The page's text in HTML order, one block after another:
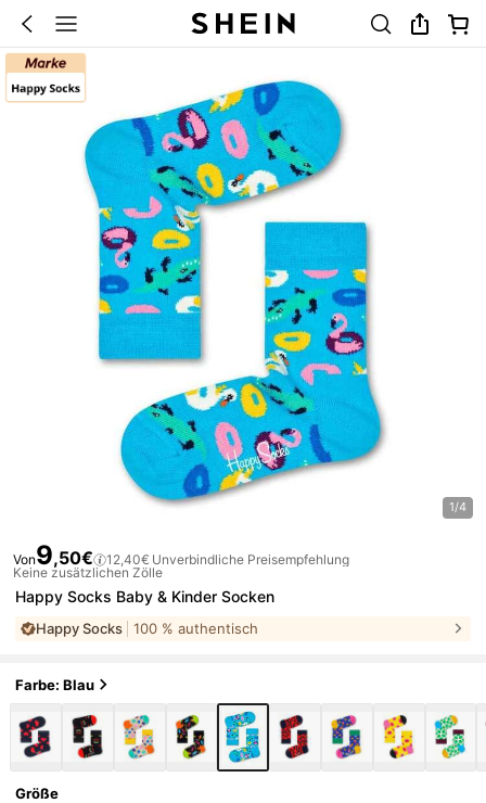
1/4
Von9,50€ 12,40€ Unverbindliche Preisempfehlung
Keine zusätzlichen Zölle
Happy Socks Baby & Kinder Socken
Happy Socks 100 % authentisch
Farbe: Blau
Größe